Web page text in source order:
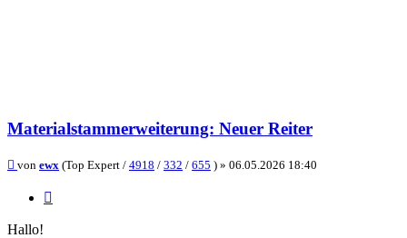
Materialstammerweiterung: Neuer Reiter
Beitrag
von ewx (Top Expert / 4918 / 332 / 655 ) » 06.05.2026 18:40
Hallo!